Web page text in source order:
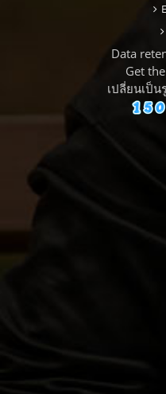
Data
Get
เปลี่ยนเป็